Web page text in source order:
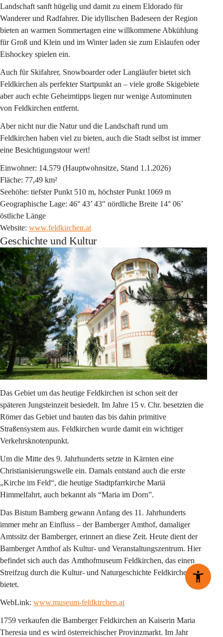
Landschaft sanft hügelig und damit zu einem Eldorado für
Wanderer und Radfahrer. Die idyllischen Badeseen der Region
bieten an warmen Sommertagen eine willkommene Abkühlung
für Groß und Klein und im Winter laden sie zum Eislaufen oder
Eishockey spielen ein.
Auch für Skifahrer, Snowboarder oder Langläufer bietet sich
Feldkirchen als perfekter Startpunkt an – viele große Skigebiete
aber auch echte Geheimtipps liegen nur wenige Autominuten
von Feldkirchen entfernt.
Aber nicht nur die Natur und die Landschaft rund um
Feldkirchen haben viel zu bieten, auch die Stadt selbst ist immer
eine Besichtigungstour wert!
Einwohner: 14.579 (Hauptwohnsitze, Stand 1.1.2026)
Fläche: 77,49 km²
Seehöhe: tiefster Punkt 510 m, höchster Punkt 1069 m
Geographische Lage: 46° 43’ 43" nördliche Breite 14° 06’
östliche Länge
Website: www.feldkirchen.at
Geschichte und Kultur
Das Gebiet um das heutige Feldkirchen ist schon seit der
späteren Jungsteinzeit besiedelt. Im Jahre 15 v. Chr. besetzten die
Römer das Gebiet und bauten das bis dahin primitive
Straßensystem aus. Feldkirchen wurde damit ein wichtiger
Verkehrsknotenpunkt.
Um die Mitte des 9. Jahrhunderts setzte in Kärnten eine
Christianisierungswelle ein. Damals entstand auch die erste
„Kirche im Feld“, die heutige Stadtpfarrkirche Mariä
Himmelfahrt, auch bekannt als “Maria im Dorn”.
Das Bistum Bamberg gewann Anfang des 11. Jahrhunderts
immer mehr an Einfluss – der Bamberger Amthof, damaliger
Amtssitz der Bamberger, erinnert an diese Zeit. Heute dient der
Bamberger Amthof als Kultur- und Veranstaltungszentrum. Hier
befindet sich auch das Amthofmuseum Feldkirchen, das einen
Streifzug durch die Kultur- und Naturgeschichte Feldkirchens
bietet.
WebLink: www.museum-feldkirchen.at
1759 verkaufen die Bamberger Feldkirchen an Kaiserin Maria
Theresia und es wird österreichischer Provinzmarkt. Im Jahr